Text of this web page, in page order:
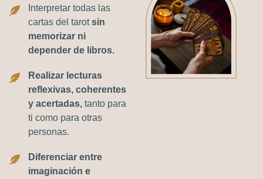
Interpretar todas las
cartas del tarotsin
memorizar ni
depender de libros.
Realizar lecturas
reflexivas, coherentes
y acertadas, tanto para
ti como para otras
personas.
Diferenciar entre
imaginación e